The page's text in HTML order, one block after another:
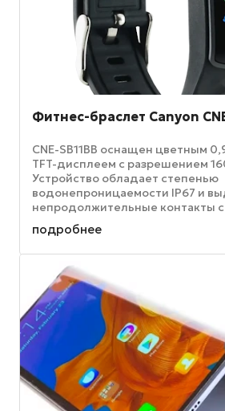
Фитнес-браслет Canyon
CNE-SB11BB оснащен цветным
TFT-дисплеем с разрешением
Устройство обладает степенью
водонепроницаемости IP67 и
непродолжительные контакты
Аккумулятор емкостью 110 мА
пользоваться гаджетом ...
подробнее